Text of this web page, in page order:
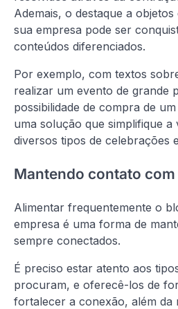
Ademais, o destaque a
sua empresa pode ser
conteúdos diferenciados.
Por exemplo, com textos
realizar um evento de grande
possibilidade de compra de um
uma solução que simplifique a
diversos tipos de celebrações
Mantendo contato
Alimentar frequentemente o
empresa é uma forma de
sempre conectados.
É preciso estar atento aos
procuram, e oferecê-los de
fortalecer a conexão, além da